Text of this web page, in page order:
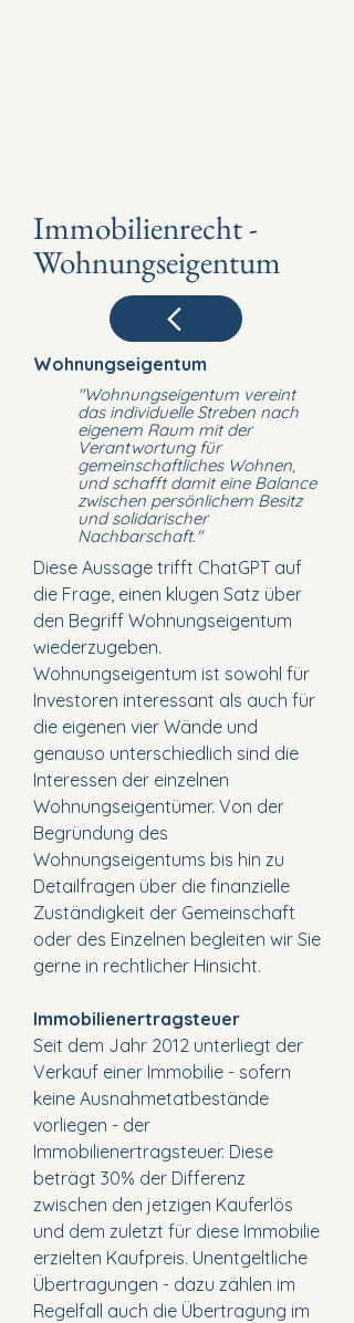
Immobilienrecht -
Wohnungseigentum
Wohnungseigentum
"Wohnungseigentum vereint
das individuelle Streben nach
eigenem Raum mit der
Verantwortung für
gemeinschaftliches Wohnen,
und schafft damit eine Balance
zwischen persönlichem Besitz
und solidarischer
Nachbarschaft."
Diese Aussage trifft ChatGPT auf
die Frage, einen klugen Satz über
den Begriff Wohnungseigentum
wiederzugeben.
Wohnungseigentum ist sowohl für
Investoren interessant als auch für
die eigenen vier Wände und
genauso unterschiedlich sind die
Interessen der einzelnen
Wohnungseigentümer. Von der
Begründung des
Wohnungseigentums bis hin zu
Detailfragen über die finanzielle
Zuständigkeit der Gemeinschaft
oder des Einzelnen begleiten wir Sie
gerne in rechtlicher Hinsicht.
Immobilienertragsteuer
Seit dem Jahr 2012 unterliegt der
Verkauf einer Immobilie - sofern
keine Ausnahmetatbestände
vorliegen - der
Immobilienertragsteuer. Diese
beträgt 30% der Differenz
zwischen den jetzigen Kauferlös
und dem zuletzt für diese Immobilie
erzielten Kaufpreis. Unentgeltliche
Übertragungen - dazu zählen im
Regelfall auch die Übertragung im